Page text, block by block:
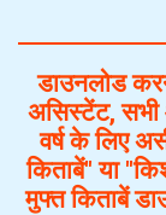
डाउनलोड करने
असिस्टेंट, सभी
वर्ष के लिए
किताबें" या
मुफ्त किताबें